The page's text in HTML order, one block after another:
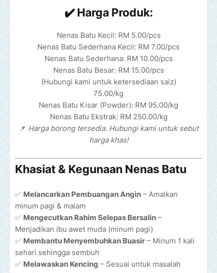
✔️ Harga Produk:
Nenas Batu Kecil: RM 5.00/pcs
Nenas Batu Sederhana Kecil: RM 7.00/pcs
Nenas Batu Sederhana: RM 10.00/pcs
Nenas Batu Besar: RM 15.00/pcs
(Hubungi kami untuk ketersediaan saiz)
75.00/kg
Nenas Batu Kisar (Powder): RM 95.00/kg
Nenas Batu Ekstrak: RM 250.00/kg
📌 Harga borong tersedia. Hubungi kami untuk sebut
harga khas!
Khasiat & Kegunaan Nenas Batu
✅ Melancarkan Pembuangan Angin – Amalkan
minum pagi & malam
✅ Mengecutkan Rahim Selepas Bersalin –
Menjadikan ibu awet muda (minum pagi)
✅ Membantu Menyembuhkan Buasir – Minum 1 kali
sehari sehingga sembuh
✅ Melawaskan Kencing – Sesuai untuk masalah